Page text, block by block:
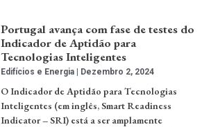
Portugal avança com fase de testes do
Indicador de Aptidão para
Tecnologias Inteligentes
Edifícios e Energia Dezembro 2, 2024
O Indicador de Aptidão para Tecnologias
Inteligentes (em inglês, Smart Readiness
Indicator – SRI) está a ser amplamente